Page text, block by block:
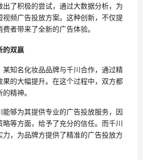
了积极的尝试，通过大数据分析，为
视频广告投放方案。这种创新，不仅提
者带来了全新的广告体验。
的双赢
知名化妆品品牌与千川合作，通过精
的大幅提升。在这个过程中，双方都
精神。
够为其提供专业的广告投放服务，因
等方面，给予了充分的信任。而千川
，为品牌方提供了精准的广告投放方